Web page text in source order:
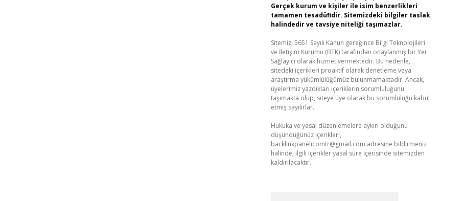
Gerçek kurum ve kişiler ile isim benzerlikleri
tamamen tesadüfidir. Sitemizdeki bilgiler taslak
halindedir ve tavsiye niteliği taşımazlar.
Sitemiz, 5651 Sayılı Kanun gereğince Bilgi Teknolojileri
ve İletişim Kurumu (BTK) tarafından onaylanmış bir Yer
Sağlayıcı olarak hizmet vermektedir. Bu nedenle,
sitedeki içerikleri proaktif olarak denetleme veya
araştırma yükümlülüğümüz bulunmamaktadır. Ancak,
üyelerimiz yazdıkları içeriklerin sorumluluğunu
taşımakta olup, siteye üye olarak bu sorumluluğu kabul
etmiş sayılırlar.
Hukuka ve yasal düzenlemelere aykırı olduğunu
düşündüğünüz içerikleri,
backlinkpanelicomtr@gmail.com adresine bildirmeniz
halinde, ilgili içerikler yasal süre içerisinde sitemizden
kaldırılacaktır.